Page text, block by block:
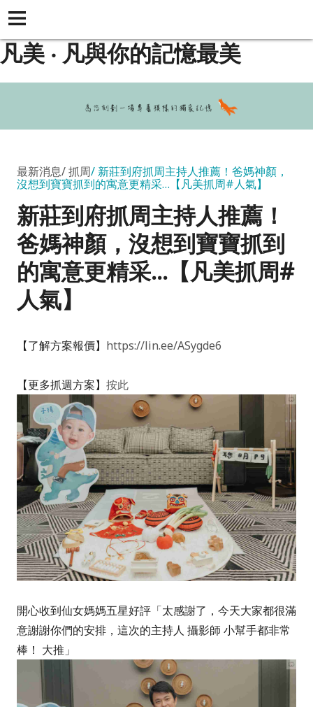
凡美 ‧ 凡與你的記憶最美
最新消息 抓周 新莊到府抓周主持人推薦！爸媽神顏，
沒想到寶寶抓到的寓意更精采…【凡美抓周#人氣】
新莊到府抓周主持人推薦！
爸媽神顏，沒想到寶寶抓到
的寓意更精采…【凡美抓周#
人氣】
【了解方案報價】 https://lin.ee/ASygde6
【更多抓週方案】 按此
開心收到仙女媽媽五星好評 「太感謝了，今天大家都很滿
意謝謝你們的安排，這次的主持人 攝影師 小幫手都非常
棒！ 大推」